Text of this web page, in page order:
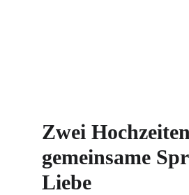
Zwei
gemeinsame
Liebe